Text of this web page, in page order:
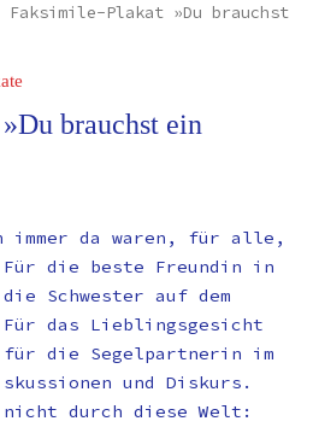
Plakat »Du brauchst
brauchst ein
immer da waren, für alle,
die beste Freundin in
Schwester auf dem
das Lieblingsgesicht
für die Segelpartnerin im
und Diskurs.
nicht durch diese Welt: